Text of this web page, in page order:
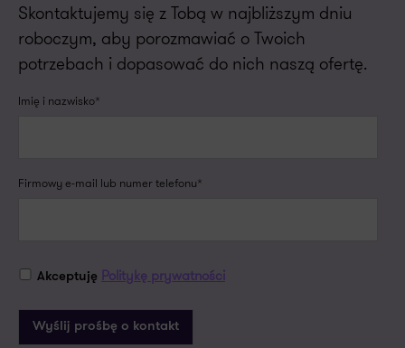
Skontaktujemy się z Tobą w najbliższym dniu
roboczym, aby porozmawiać o Twoich
potrzebach i dopasować do nich naszą ofertę.
Imię i nazwisko*
Firmowy e-mail lub numer telefonu*
Akceptuję Politykę prywatności